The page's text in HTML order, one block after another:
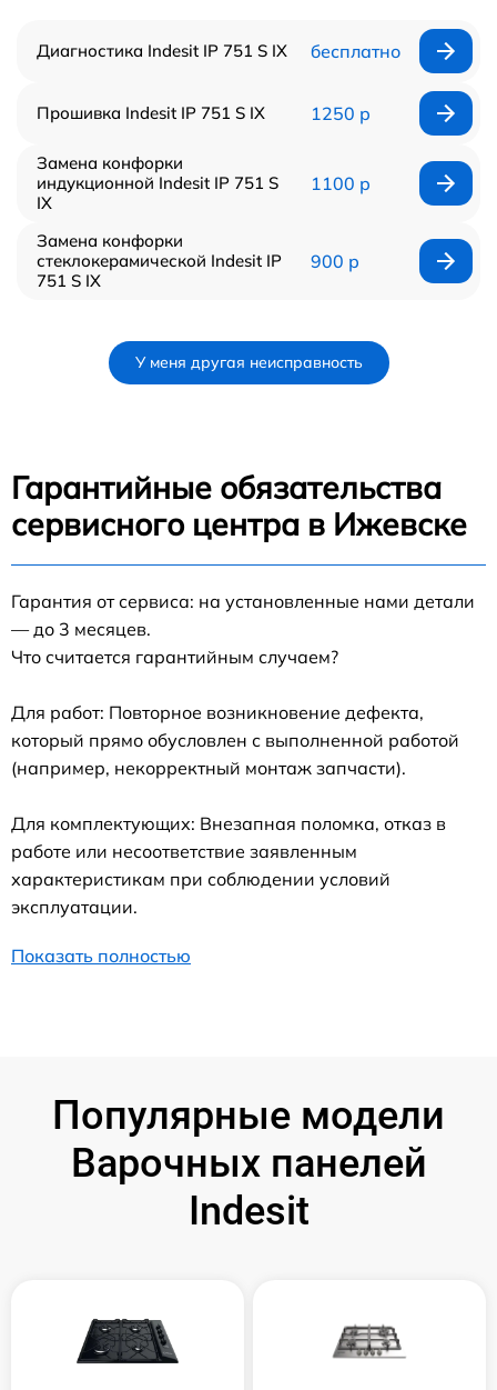
Диагностика Indesit IP 751 S IX бесплатно
Прошивка Indesit IP 751 S IX 1250 р
Замена конфорки
индукционной Indesit IP 751 S
IX
1100 р
Замена конфорки
стеклокерамической Indesit IP
751 S IX
900 р
У меня другая неисправность
Гарантийные обязательства
сервисного центра в Ижевске
Гарантия от сервиса: на установленные нами детали
— до 3 месяцев.
Что считается гарантийным случаем?
Для работ: Повторное возникновение дефекта,
который прямо обусловлен с выполненной работой
(например, некорректный монтаж запчасти).
Для комплектующих: Внезапная поломка, отказ в
работе или несоответствие заявленным
характеристикам при соблюдении условий
эксплуатации.
Показать полностью
Популярные модели
Варочных панелей
Indesit